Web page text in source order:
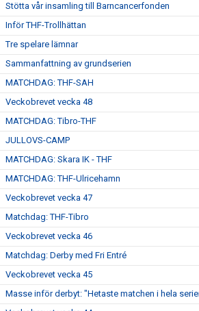
Stötta vår insamling till Barncancerfonden
Inför THF-Trollhättan
Tre spelare lämnar
Sammanfattning av grundserien
MATCHDAG: THF-SAH
Veckobrevet vecka 48
MATCHDAG: Tibro-THF
JULLOVS-CAMP
MATCHDAG: Skara IK - THF
MATCHDAG: THF-Ulricehamn
Veckobrevet vecka 47
Matchdag: THF-Tibro
Veckobrevet vecka 46
Matchdag: Derby med Fri Entré
Veckobrevet vecka 45
Masse inför derbyt: "Hetaste matchen i hela